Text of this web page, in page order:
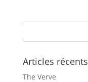
Articles récents
The Verve